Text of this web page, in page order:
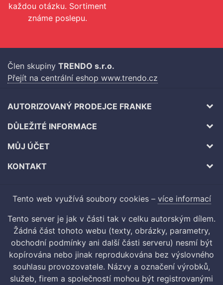
každou otázku. Sortiment
známe poslepu.
Člen skupiny TRENDO s.r.o.
Přejít na centrální eshop www.trendo.cz
AUTORIZOVANÝ PRODEJCE FRANKE
DŮLEŽITÉ INFORMACE
MŮJ ÚČET
KONTAKT
Tento web využívá soubory cookies – více informací
Tento server je jak v části tak v celku autorským dílem.
Žádná část tohoto webu (texty, obrázky, parametry,
obchodní podmínky ani další části serveru) nesmí být
kopírována nebo jinak reprodukována bez výslovného
souhlasu provozovatele. Názvy a označení výrobků,
služeb, firem a společností mohou být registrovanými